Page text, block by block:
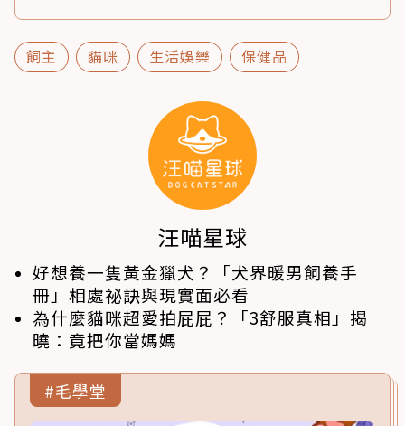
飼主 貓咪 生活娛樂 保健品
汪喵星球
好想養一隻黃金獵犬？「犬界暖男飼養手
冊」相處祕訣與現實面必看
為什麼貓咪超愛拍屁屁？「3舒服真相」揭
曉：竟把你當媽媽
#毛學堂